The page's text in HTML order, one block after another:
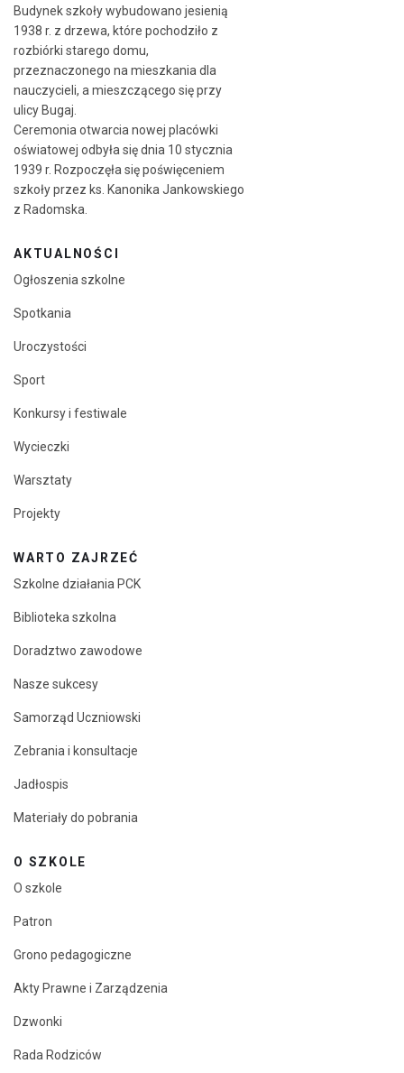
Budynek szkoły wybudowano jesienią
1938 r. z drzewa, które pochodziło z
rozbiórki starego domu,
przeznaczonego na mieszkania dla
nauczycieli, a mieszczącego się przy
ulicy Bugaj.
Ceremonia otwarcia nowej placówki
oświatowej odbyła się dnia 10 stycznia
1939 r. Rozpoczęła się poświęceniem
szkoły przez ks. Kanonika Jankowskiego
z Radomska.
AKTUALNOŚCI
Ogłoszenia szkolne
Spotkania
Uroczystości
Sport
Konkursy i festiwale
Wycieczki
Warsztaty
Projekty
WARTO ZAJRZEĆ
Szkolne działania PCK
Biblioteka szkolna
Doradztwo zawodowe
Nasze sukcesy
Samorząd Uczniowski
Zebrania i konsultacje
Jadłospis
Materiały do pobrania
O SZKOLE
O szkole
Patron
Grono pedagogiczne
Akty Prawne i Zarządzenia
Dzwonki
Rada Rodziców